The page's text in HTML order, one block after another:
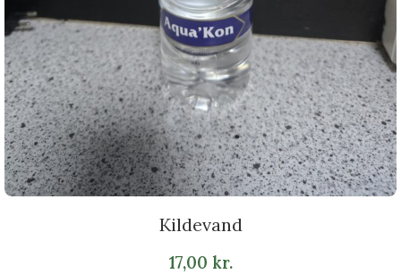
Kildevand
17,00 kr.